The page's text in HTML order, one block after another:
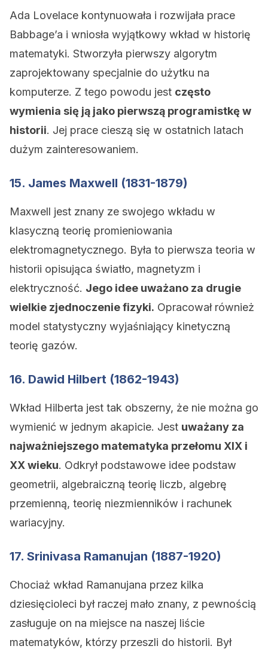
Ada Lovelace kontynuowała i rozwijała prace
Babbage’a i wniosła wyjątkowy wkład w historię
matematyki. Stworzyła pierwszy algorytm
zaprojektowany specjalnie do użytku na
komputerze. Z tego powodu jest często
wymienia się ją jako pierwszą programistkę w
historii. Jej prace cieszą się w ostatnich latach
dużym zainteresowaniem.
15. James Maxwell (1831-1879)
Maxwell jest znany ze swojego wkładu w
klasyczną teorię promieniowania
elektromagnetycznego. Była to pierwsza teoria w
historii opisująca światło, magnetyzm i
elektryczność. Jego idee uważano za drugie
wielkie zjednoczenie fizyki. Opracował również
model statystyczny wyjaśniający kinetyczną
teorię gazów.
16. Dawid Hilbert (1862-1943)
Wkład Hilberta jest tak obszerny, że nie można go
wymienić w jednym akapicie. Jest uważany za
najważniejszego matematyka przełomu XIX i
XX wieku. Odkrył podstawowe idee podstaw
geometrii, algebraiczną teorię liczb, algebrę
przemienną, teorię niezmienników i rachunek
wariacyjny.
17. Srinivasa Ramanujan (1887-1920)
Chociaż wkład Ramanujana przez kilka
dziesięcioleci był raczej mało znany, z pewnością
zasługuje on na miejsce na naszej liście
matematyków, którzy przeszli do historii. Był